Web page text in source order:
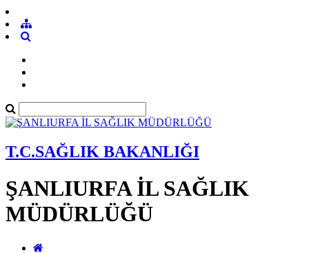
T.C.SAĞLIK BAKANLIĞI
ŞANLIURFA İL SAĞLIK
MÜDÜRLÜĞÜ